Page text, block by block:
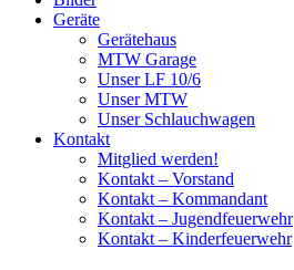
Geräte
Gerätehaus
MTW Garage
Unser LF 10/6
Unser MTW
Unser Schlauchwagen
Kontakt
Mitglied werden!
Kontakt – Vorstand
Kontakt – Kommandant
Kontakt – Jugendfeuerwehr
Kontakt – Kinderfeuerwehr